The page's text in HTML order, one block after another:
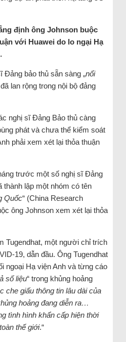
định ông Johnson buộc
với Huawei do lo ngại Hạ
bảo thủ sẵn sàng „nổi
lan rộng trong nội bộ đảng
nghị sĩ Đảng Bảo thủ càng
phát và chưa thể kiểm soát
phải xem xét lại thỏa thuận
trước một số nghị sĩ Đảng
thành lập một nhóm có tên
Quốc“ (China Research
ông Johnson xem xét lại thỏa
Tugendhat, một người chỉ trích
19, dẫn đầu. Ông Tugendhat
ngoại Hạ viện Anh và từng cáo
số liệu“ trong khủng hoảng
che giấu thông tin lâu dài của
hoảng đang diễn ra…
tình hình khẩn cấp hiện thời
thế giới.“